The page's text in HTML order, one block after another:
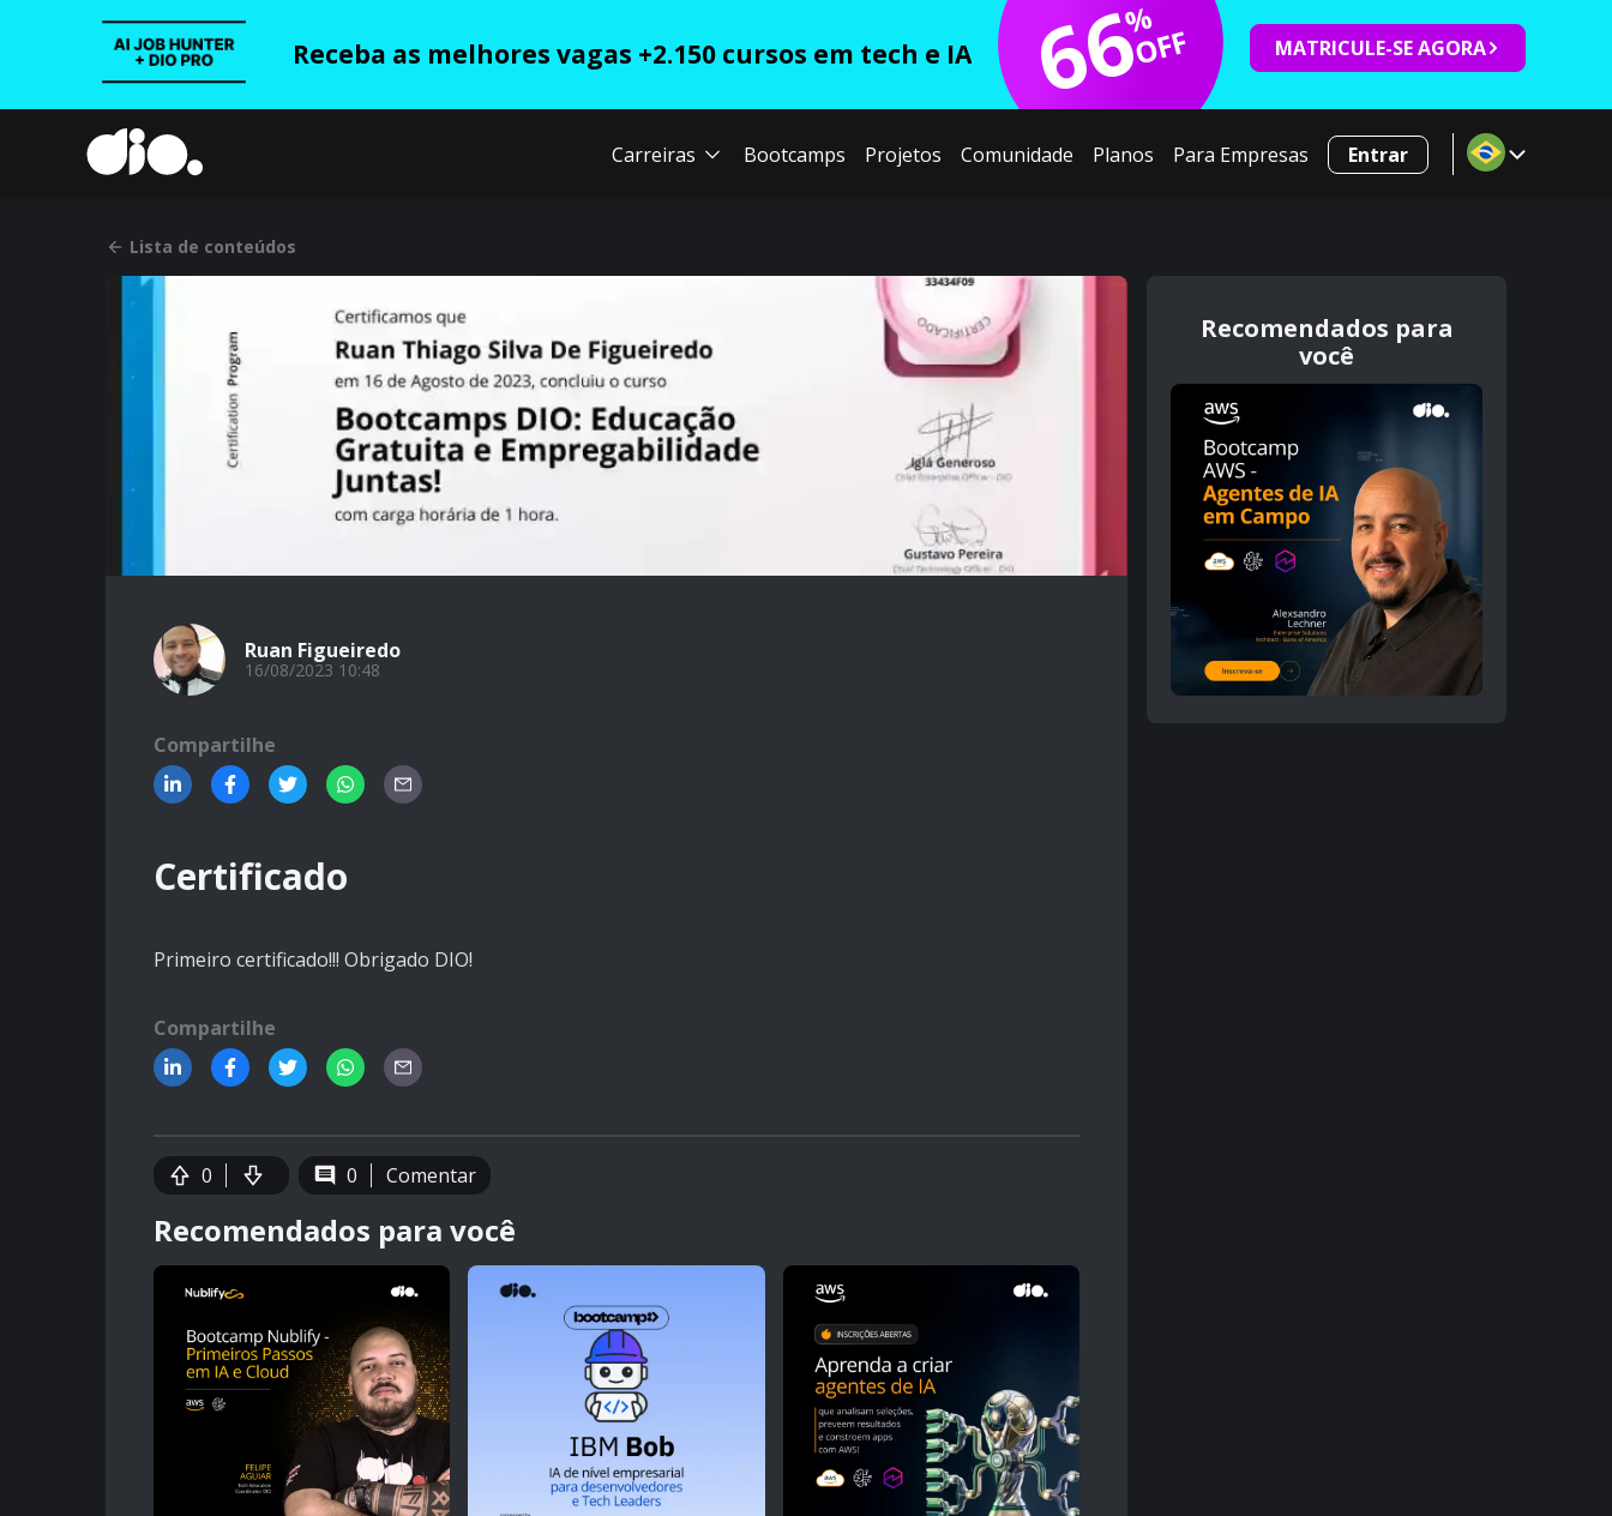
Receba as melhores vagas +2.150 cursos em tech e IA 66
%
OFF MATRICULE-SE AGORA
Carreiras Bootcamps Projetos Comunidade Planos Para Empresas Entrar
Lista de conteúdos
Ruan Figueiredo
16/08/2023 10:48
Compartilhe
Certificado
Primeiro certificado!!! Obrigado DIO!
Compartilhe
0 0 Comentar
Recomendados para você
Recomendados para
você